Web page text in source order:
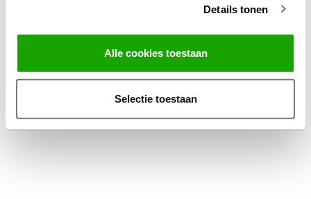
Details tonen
Alle cookies toestaan
Selectie toestaan
Algemene Voorwaarden Thuiswinkel
Privacy Statement Profile Nederland B.V.
Disclaimer